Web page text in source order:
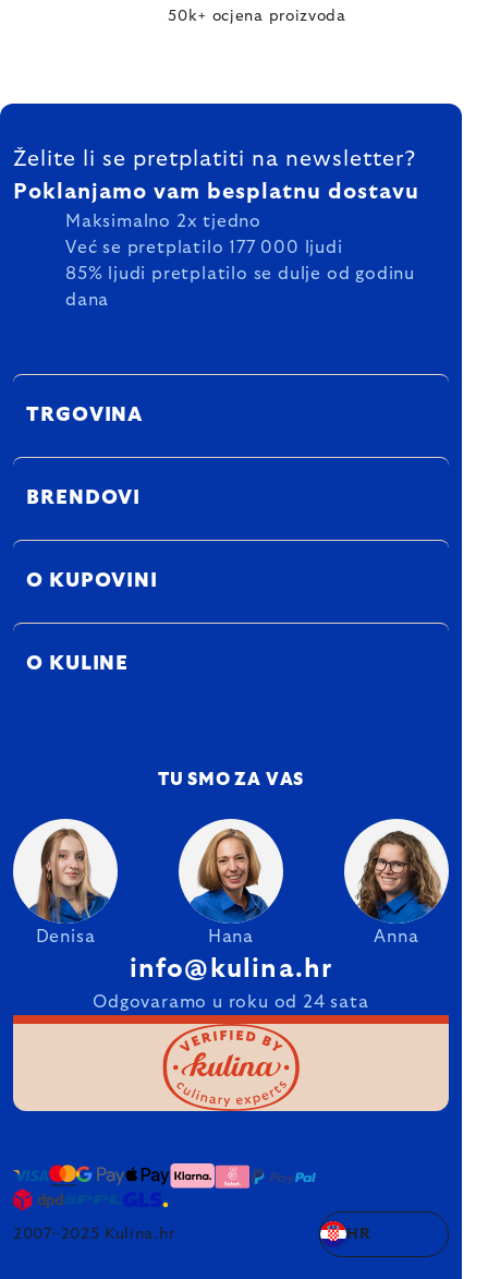
50k+ ocjena proizvoda
FOOTER
Želite li se pretplatiti na newsletter?
Poklanjamo vam besplatnu dostavu
Maksimalno 2x tjedno
Već se pretplatilo 177 000 ljudi
85% ljudi pretplatilo se dulje od godinu
dana
TRGOVINA
BRENDOVI
O KUPOVINI
O KULINE
TU SMO ZA VAS
Denisa Hana Anna
info@kulina.hr
Odgovaramo u roku od 24 sata
2007–2025 Kulina.hr HR